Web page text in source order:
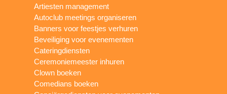
Artiesten management
Autoclub meetings organiseren
Banners voor feestjes verhuren
Beveiliging voor evenementen
Cateringdiensten
Ceremoniemeester inhuren
Clown boeken
Comedians boeken